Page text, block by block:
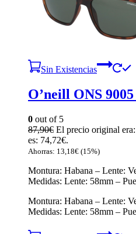
Sin Existencias
O’neill ONS
0 out of 5
87,90€ El precio original
es: 74,72€.
Ahorras: 13,18€ (15%)
Montura: Habana – Lente:
Medidas: Lente: 58mm –
Montura: Habana – Lente:
Medidas: Lente: 58mm –